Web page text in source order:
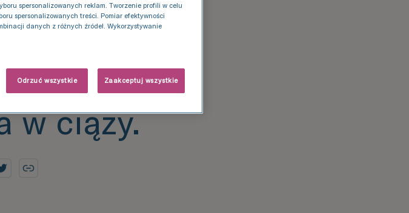
2025
Jak
dalej?
w ciąży.
spersonalizowanych reklam. Tworzenie profili w celu
spersonalizowanych treści. Pomiar efektywności
danych z różnych źródeł. Wykorzystywanie
Odrzuć wszystkie Zaakceptuj wszystkie